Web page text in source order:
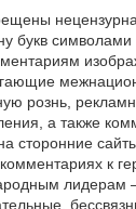
букв символами
рознь,
а также
сторонние
к
лидерам